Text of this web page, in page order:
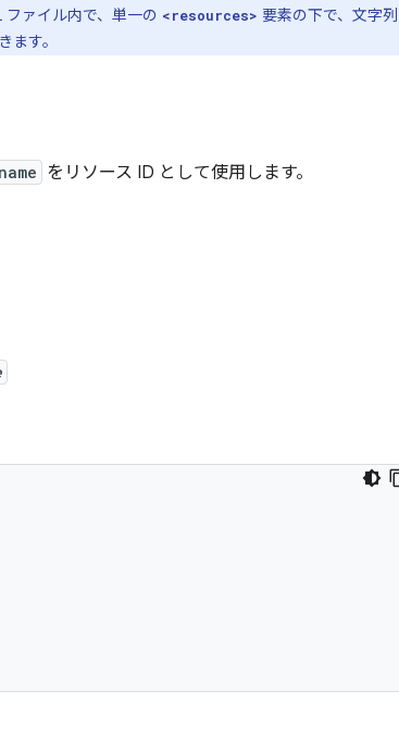
ァイル内で、単一の <resources> 要素の下で、文字列
す。
name をリソース ID として使用します。